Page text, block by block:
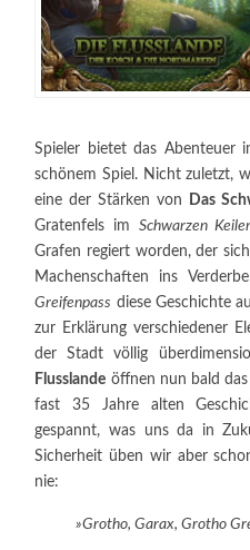
Spieler bietet das Abenteuer
schönem Spiel. Nicht zuletzt,
eine der Stärken von
Das
Gratenfels im Schwarzen Keiler
Grafen regiert worden, der
Machenschaften ins
Greifenpass diese Geschichte
zur Erklärung verschiedener
der Stadt völlig
Flusslande öffnen nun bald
fast 35 Jahre alten
gespannt, was uns da in
Sicherheit üben wir aber
nie:
»Grotho, Garax, Grotho